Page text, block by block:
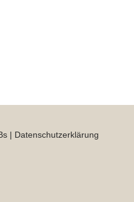
| Datenschutzerklärung